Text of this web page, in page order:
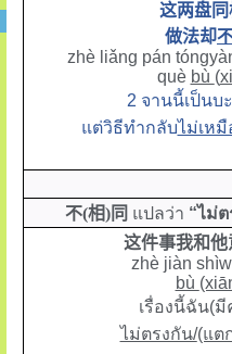
这两盘
做法却
zhè liǎng pán
què bù (
2 จานนี้เป็น
แต่วิธีทำกลับไม่เห
不(相)同 แปลว่า “ไม่
这件事我和他
zhè jiàn
bù
เรื่องนี้ฉัน(
ไม่ตรงกัน/(แต